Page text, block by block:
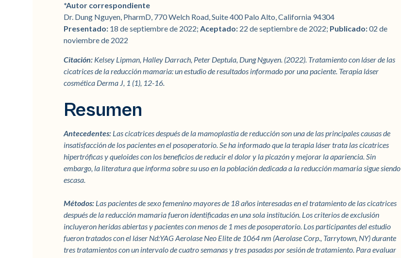
*Autor correspondiente
Dr. Dung Nguyen, PharmD, 770 Welch Road, Suite 400 Palo Alto, California 94304
Presentado: 18 de septiembre de 2022;Aceptado: 22 de septiembre de 2022; Publicado:02 de
noviembre de 2022
Citación: Kelsey Lipman, Halley Darrach, Peter Deptula, Dung Nguyen. (2022). Tratamiento con láser de las
cicatrices de la reducción mamaria: un estudio de resultados informado por una paciente. Terapia láser
cosmética Derma J, 1 (1), 12-16.
Resumen
Antecedentes: Las cicatrices después de la mamoplastia de reducción son una de las principales causas de
insatisfacción de los pacientes en el posoperatorio. Se ha informado que la terapia láser trata las cicatrices
hipertróficas y queloides con los beneficios de reducir el dolor y la picazón y mejorar la apariencia. Sin
embargo, la literatura que informa sobre su uso en la población dedicada a la reducción mamaria sigue siendo
escasa.
Métodos: Las pacientes de sexo femenino mayores de 18 años interesadas en el tratamiento de las cicatrices
después de la reducción mamaria fueron identificadas en una sola institución. Los criterios de exclusión
incluyeron heridas abiertas y pacientes con menos de 1 mes de posoperatorio. Los participantes del estudio
fueron tratados con el láser Nd:YAG Aerolase Neo Elite de 1064 nm (Aerolase Corp., Tarrytown, NY) durante
tres tratamientos con un intervalo de cuatro semanas y tres pasadas por sesión de tratamiento. Para evaluar